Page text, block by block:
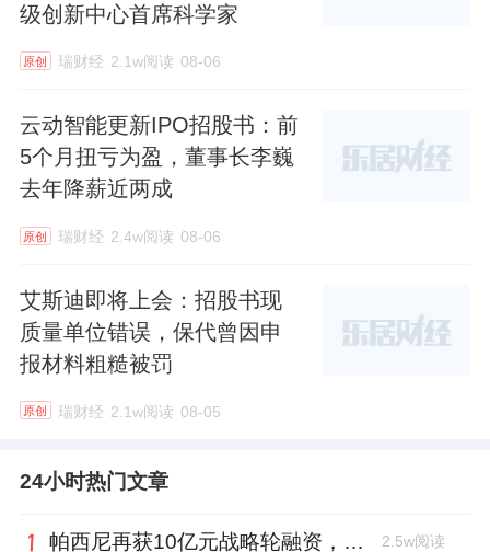
级创新中心首席科学家
原创 瑞财经 2.1w阅读 08-06
云动智能更新IPO招股书：前
5个月扭亏为盈，董事长李巍
去年降薪近两成
原创 瑞财经 2.4w阅读 08-06
艾斯迪即将上会：招股书现
质量单位错误，保代曾因申
报材料粗糙被罚
原创 瑞财经 2.1w阅读 08-05
24小时热门文章
帕西尼再获10亿元战略轮融资，注册地从深圳迁至北京 2.5w阅读